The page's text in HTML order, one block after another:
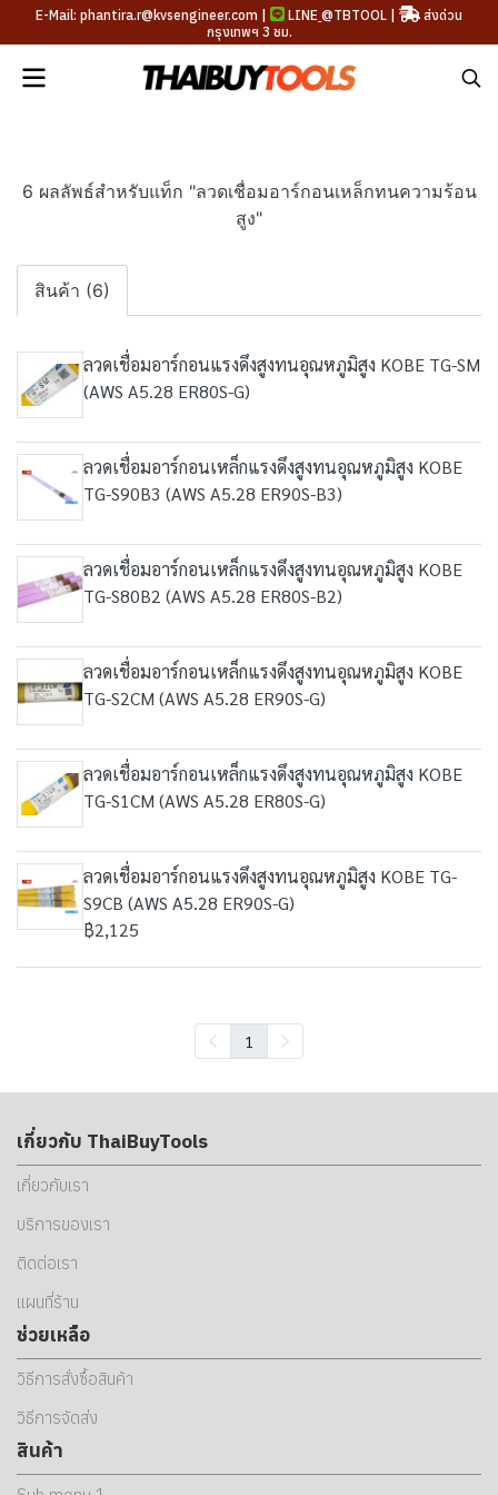
E-Mail: phantira.r@kvsengineer.com | LINE @TBTOOL |
ส่งด่วน
กรุงเทพฯ 3 ชม.
6 ผลลัพธ์สำหรับแท็ก "ลวดเชื่อมอาร์กอนเหล็กทนความร้อน
สูง"
สินค้า (6)
ลวดเชื่อมอาร์กอนแรงดึงสูงทนอุณหภูมิสูง KOBE TG-SM
(AWS A5.28 ER80S-G)
ลวดเชื่อมอาร์กอนเหล็กแรงดึงสูงทนอุณหภูมิสูง KOBE
TG-S90B3 (AWS A5.28 ER90S-B3)
ลวดเชื่อมอาร์กอนเหล็กแรงดึงสูงทนอุณหภูมิสูง KOBE
TG-S80B2 (AWS A5.28 ER80S-B2)
ลวดเชื่อมอาร์กอนเหล็กแรงดึงสูงทนอุณหภูมิสูง KOBE
TG-S2CM (AWS A5.28 ER90S-G)
ลวดเชื่อมอาร์กอนเหล็กแรงดึงสูงทนอุณหภูมิสูง KOBE
TG-S1CM (AWS A5.28 ER80S-G)
ลวดเชื่อมอาร์กอนแรงดึงสูงทนอุณหภูมิสูง KOBE TG-
S9CB (AWS A5.28 ER90S-G)
฿2,125
1
เกี่ยวกับ ThaiBuyTools
เกี่ยวกับเรา
บริการของเรา
ติดต่อเรา
แผนที่ร้าน
ช่วยเหลือ
วิธีการสั่งซื้อสินค้า
วิธีการจัดส่ง
สินค้า